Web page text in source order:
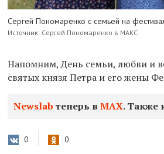
Сергей Пономаренко с семьей на
Источник: Сергей Пономаренко в МАКС
Напомним, День семьи, любви и
святых князя Петра и его жены
Newslab теперь вМАХ. Также
0 0